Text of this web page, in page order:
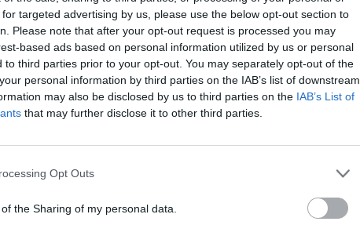
targeted advertising by us, please use the below opt-out section to
Please note that after your opt-out request is processed you may
based ads based on personal information utilized by us or personal
to third parties prior to your opt-out. You may separately opt-out of the
personal information by third parties on the IAB’s list of downstream
may also be disclosed by us to third parties on the IAB’s List of
that may further disclose it to other third parties.
Opt Outs
the Sharing of my personal data.
ad